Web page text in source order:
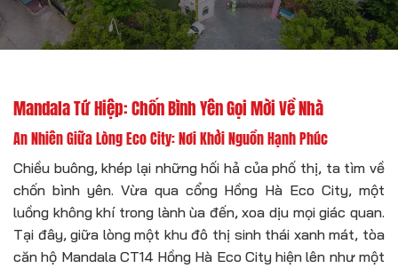
Mandala Tứ Hiệp: Chốn Bình Yên Gọi Mời Về Nhà
An Nhiên Giữa Lòng Eco City: Nơi Khởi Nguồn Hạnh Phúc
Chiều buông, khép lại những hối hả của phố thị, ta tìm về
chốn bình yên. Vừa qua cổng Hồng Hà Eco City, một
luồng không khí trong lành ùa đến, xoa dịu mọi giác quan.
Tại đây, giữa lòng một khu đô thị sinh thái xanh mát, tòa
căn hộ Mandala CT14 Hồng Hà Eco City hiện lên như một